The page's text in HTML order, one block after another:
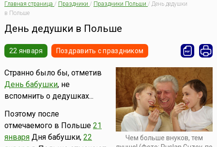
Главная страница / Праздники / Праздники Польши / День дедушки
в Польше
День дедушки в Польше
22 января Поздравить с праздником
Чем больше внуков, тем
Странно было бы, отметив
День бабушки, не
вспомнить о дедушках...
Поэтому после
отмечаемого в Польше 21
январяДня бабушки, 22